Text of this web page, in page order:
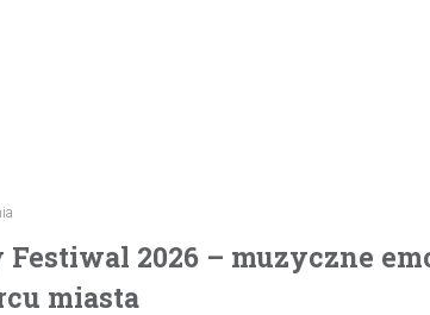
2026 – muzyczne
miasta